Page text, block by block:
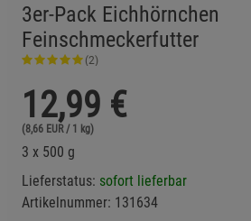
3er-Pack Eichhörnchen
Feinschmeckerfutter
(2)
12,99 €
(8,66 EUR / 1 kg)
3 x 500 g
Lieferstatus: sofort lieferbar
Artikelnummer: 131634